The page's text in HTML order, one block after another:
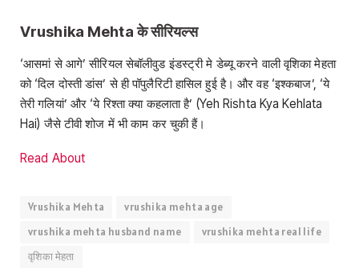
Vrushika Mehta के सीरियल्स
‘आसमां से आगे’ सीरियल सेबॉलीवुड इंडस्ट्री मे डेब्यू करने वाली वृशिका मेहता
को ‘दिल दोस्ती डांस’ से ही पॉपुलैरिटी हासिल हुई है। और वह ‘इश्कबाज’, ‘ये
तेरी गलियां’ और ‘ये रिश्ता क्या कहलाता है’ (Yeh Rishta Kya Kehlata
Hai) जैसे टीवी शोज में भी काम कर चुकी हैं।
Read About
Vrushika Mehta
vrushika mehta age
vrushika mehta husband name
vrushika mehta real life
वृशिका मेहता